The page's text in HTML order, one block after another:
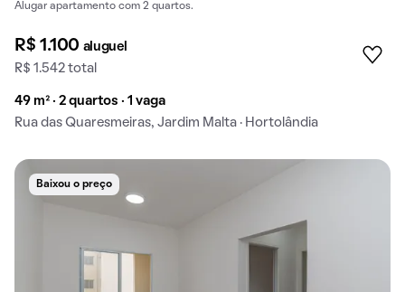
Alugar apartamento com 2 quartos.
R$ 1.100 aluguel
R$ 1.542 total
49 m² · 2 quartos · 1 vaga
Rua das Quaresmeiras, Jardim Malta · Hortolândia
Baixou o preço